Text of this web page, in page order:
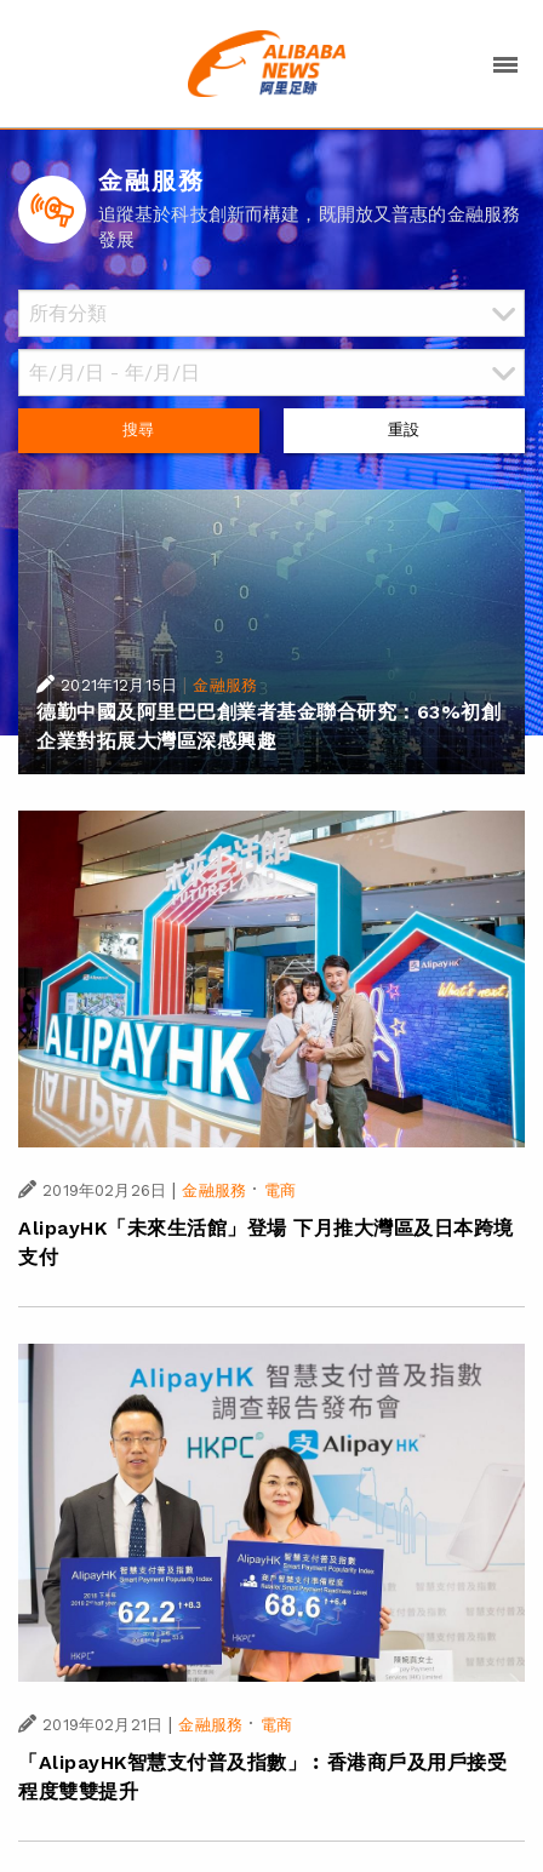
金融服務
追蹤基於科技創新而構建，既開放又普惠的金融服務
發展
搜尋 重設
2021年12月15日 |金融服務
德勤中國及阿里巴巴創業者基金聯合研究：63%初創
企業對拓展大灣區深感興趣
2019年02月26日 | 金融服務 · 電商
AlipayHK「未來生活館」登場 下月推大灣區及日本跨境
支付
2019年02月21日 | 金融服務 · 電商
「AlipayHK智慧支付普及指數」︰香港商戶及用戶接受
程度雙雙提升